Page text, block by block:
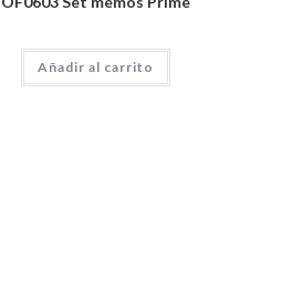
Añadir al carrito